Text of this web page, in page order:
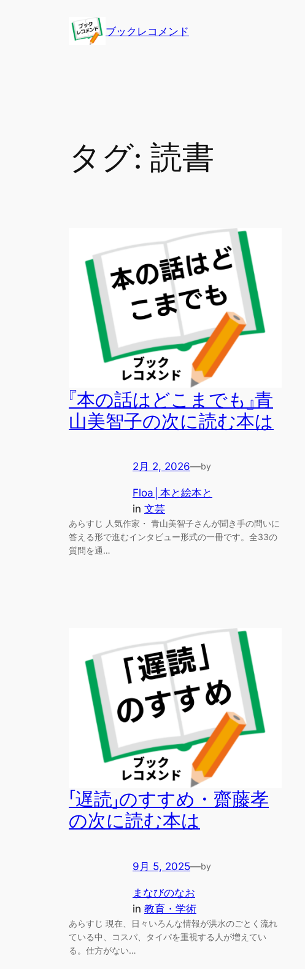
ブックレコメンド
タグ: 読書
『本の話はどこまでも』青
山美智子の次に読む本は
2月 2, 2026—by
Floa│本と絵本と
in 文芸
あらすじ 人気作家・ 青山美智子さんが聞き手の問いに
答える形で進むインタビュー形式の一冊です。全33の
質問を通…
「遅読」のすすめ・齋藤孝
の次に読む本は
9月 5, 2025—by
まなびのなお
in 教育・学術
あらすじ 現在、日々いろんな情報が洪水のごとく流れ
ている中、コスパ、タイパを重視する人が増えてい
る。仕方がない…